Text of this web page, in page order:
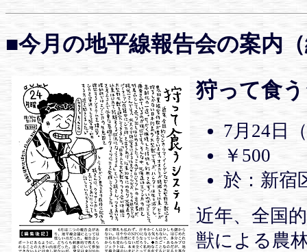
■今月の地平線報告会の案内
狩って食
7月24日
￥500
於：新宿
近年、全国
獣による農